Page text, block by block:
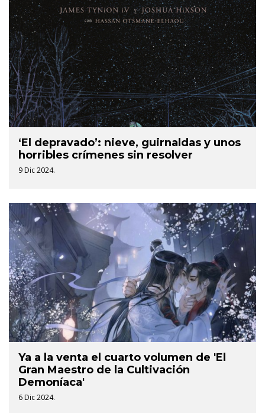
‘El depravado’: nieve, guirnaldas y unos
horribles crímenes sin resolver
9 Dic 2024.
Ya a la venta el cuarto volumen de 'El
Gran Maestro de la Cultivación
Demoníaca'
6 Dic 2024.